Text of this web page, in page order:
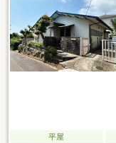
ミュニティと治安の良
平屋